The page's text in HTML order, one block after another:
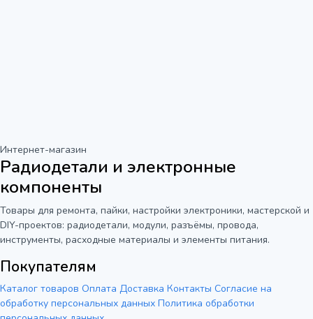
Интернет-магазин
Радиодетали и электронные
компоненты
Товары для ремонта, пайки, настройки электроники, мастерской и
DIY-проектов: радиодетали, модули, разъёмы, провода,
инструменты, расходные материалы и элементы питания.
Покупателям
Каталог товаров Оплата Доставка Контакты Согласие на
обработку персональных данных Политика обработки